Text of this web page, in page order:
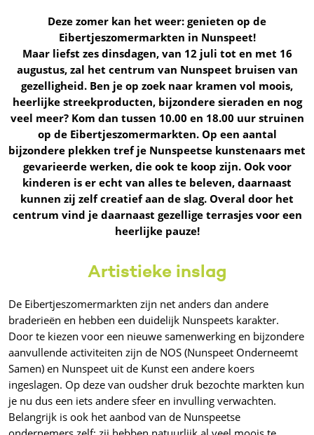
Deze zomer kan het weer: genieten op de
Eibertjeszomermarkten in Nunspeet!
Maar liefst zes dinsdagen, van 12 juli tot en met 16
augustus, zal het centrum van Nunspeet bruisen van
gezelligheid. Ben je op zoek naar kramen vol moois,
heerlijke streekproducten, bijzondere sieraden en nog
veel meer? Kom dan tussen 10.00 en 18.00 uur struinen
op de Eibertjeszomermarkten. Op een aantal
bijzondere plekken tref je Nunspeetse kunstenaars met
gevarieerde werken, die ook te koop zijn. Ook voor
kinderen is er echt van alles te beleven, daarnaast
kunnen zij zelf creatief aan de slag. Overal door het
centrum vind je daarnaast gezellige terrasjes voor een
heerlijke pauze!
Artistieke inslag
De Eibertjeszomermarkten zijn net anders dan andere
braderieën en hebben een duidelijk Nunspeets karakter.
Door te kiezen voor een nieuwe samenwerking en bijzondere
aanvullende activiteiten zijn de NOS (Nunspeet Onderneemt
Samen) en Nunspeet uit de Kunst een andere koers
ingeslagen. Op deze van oudsher druk bezochte markten kun
je nu dus een iets andere sfeer en invulling verwachten.
Belangrijk is ook het aanbod van de Nunspeetse